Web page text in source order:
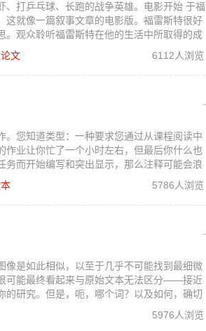
打乒乓球、长跑的战争英雄。电影开始 于福
这就像一篇叙事文章的电影版。福雷斯特很好
观众聆听福雷斯特在他的生活中所取得的成
意义。如果你将福雷斯特的叙述与观众的沉思
文 6112人浏览
您知道类型：一种要求您通过从课程阅读中
业让你忙了一个小时左右，但最后你什么也
而开始编写和突出显示，那么注释可能会浪
具，它不仅可以帮助您理解信息，而且在研究
内容。
5786人浏览
像是如此相似，以至于几乎不可能找到最细微
可能最终看起来与原始文本无法区分——接近
研究。但是，呃，哪个词？以及如何，确切
5976人浏览